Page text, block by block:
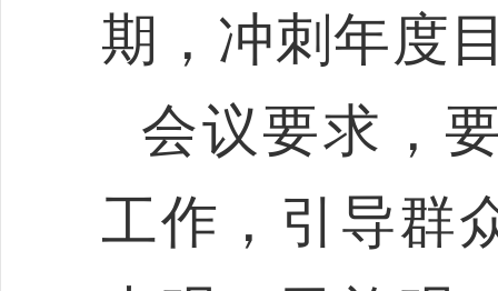
期，冲刺年度
会议要求，
工作，引导群